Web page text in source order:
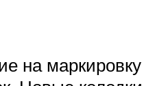
на маркировку